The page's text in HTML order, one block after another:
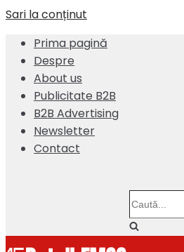
Sari la conținut
Prima pagină
Despre
About us
Publicitate B2B
B2B Advertising
Newsletter
Contact